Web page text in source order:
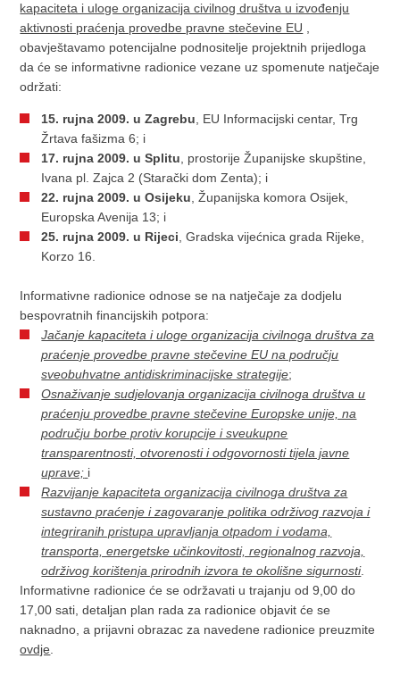
kapaciteta i uloge organizacija civilnog društva u izvođenju
aktivnosti praćenja provedbe pravne stečevine EU
obavještavamo potencijalne podnositelje projektnih prijedloga
da će se informativne radionice vezane uz spomenute natječaje
održati:
15. rujna 2009. u Zagrebu , EU Informacijski centar, Trg
Žrtava fašizma 6; i
17. rujna 2009. u Splitu , prostorije Županijske skupštine,
Ivana pl. Zajca 2 (Starački dom Zenta); i
22. rujna 2009. u Osijeku , Županijska komora Osijek,
Europska Avenija 13; i
25. rujna 2009. u Rijeci , Gradska vijećnica grada Rijeke,
Korzo 16.
Informativne radionice odnose se na natječaje za dodjelu
bespovratnih financijskih potpora:
Jačanje kapaciteta i uloge organizacija civilnoga društva za
praćenje provedbe pravne stečevine EU na području
sveobuhvatne antidiskriminacijske strategije;
Osnaživanje sudjelovanja organizacija civilnoga društva u
praćenju provedbe pravne stečevine Europske unije, na
području borbe protiv korupcije i sveukupne
transparentnosti, otvorenosti i odgovornosti tijela javne
uprave; i
Razvijanje kapaciteta organizacija civilnoga društva za
sustavno praćenje i zagovaranje politika održivog razvoja i
integriranih pristupa upravljanja otpadom i vodama,
transporta, energetske učinkovitosti, regionalnog razvoja,
održivog korištenja prirodnih izvora te okolišne sigurnosti.
Informativne radionice će se održavati u trajanju od 9,00 do
17,00 sati, detaljan plan rada za radionice objavit će se
naknadno, a prijavni obrazac za navedene radionice preuzmite
ovdje